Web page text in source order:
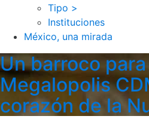
Tipo >
Instituciones
México, una mirada
Un barroco
Megalopolis
corazón de la